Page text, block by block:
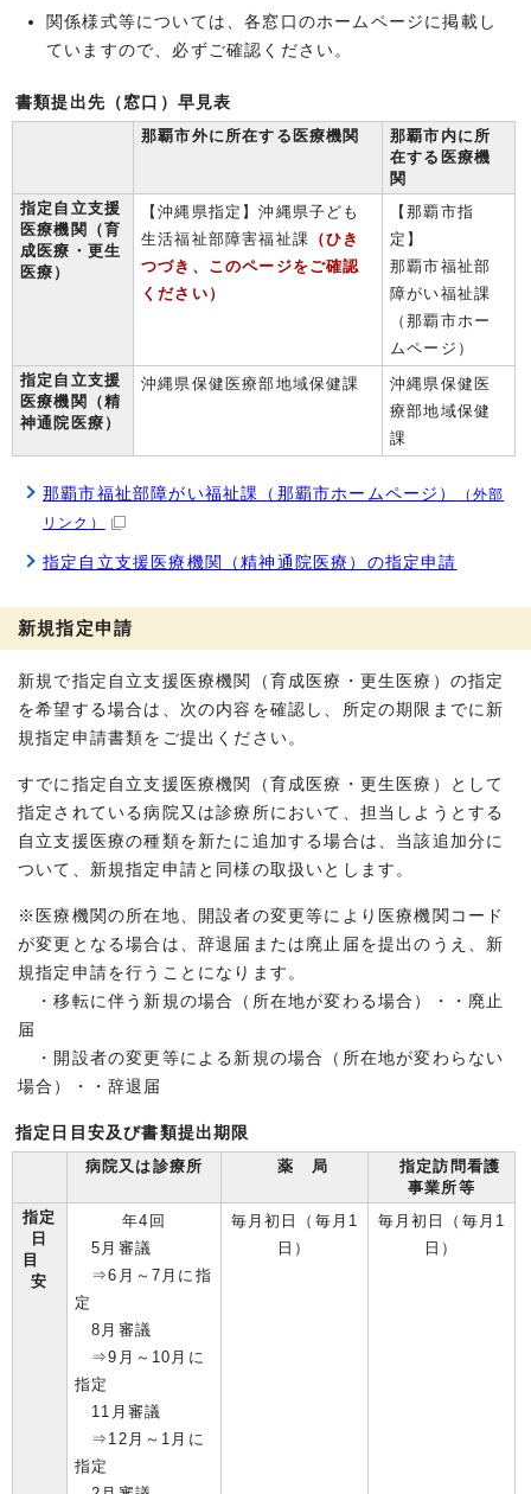
関係様式等については、各窓口のホームページに掲載し
ていますので、必ずご確認ください。
書類提出先（窓口）早見表
那覇市外に所在する医療機関
那覇市内に所
在する医療機
関
指定自立支援
医療機関（育
成医療・更生
医療）
【沖縄県指定】沖縄県子ども
生活福祉部障害福祉課
（ひき
つづき、このページをご確認
ください）
【那覇市指
定】
那覇市福祉部
障がい福祉課
（那覇市ホー
ムページ）
指定自立支援
医療機関（精
神通院医療）
沖縄県保健医療部地域保健課
沖縄県保健医
療部地域保健
課
那覇市福祉部障がい福祉課（那覇市ホームページ）
（外部
リンク）
指定自立支援医療機関（精神通院医療）の指定申請
新規指定申請
新規で指定自立支援医療機関（育成医療・更生医療）の指定
を希望する場合は、次の内容を確認し、所定の期限までに新
規指定申請書類をご提出ください。
すでに指定自立支援医療機関（育成医療・更生医療）として
指定されている病院又は診療所において、担当しようとする
自立支援医療の種類を新たに追加する場合は、当該追加分に
ついて、新規指定申請と同様の取扱いとします。
※医療機関の所在地、開設者の変更等により医療機関コード
が変更となる場合は、辞退届または廃止届を提出のうえ、新
規指定申請を行うことになります。
・移転に伴う新規の場合（所在地が変わる場合）・・廃止
届
・開設者の変更等による新規の場合（所在地が変わらない
場合）・・辞退届
指定日目安及び書類提出期限
病院又は診療所
薬 局
指定訪問看護
事業所等
指定
日
目
安
年4回
5月審議
⇒6月～7月に指
定
8月審議
⇒9月～10月に
指定
11月審議
⇒12月～1月に
指定
毎月初日（毎月1
日）
毎月初日（毎月1
日）